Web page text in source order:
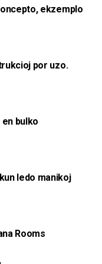
ekzemplo
por uzo.
bulko
ledo manikoj
Rooms